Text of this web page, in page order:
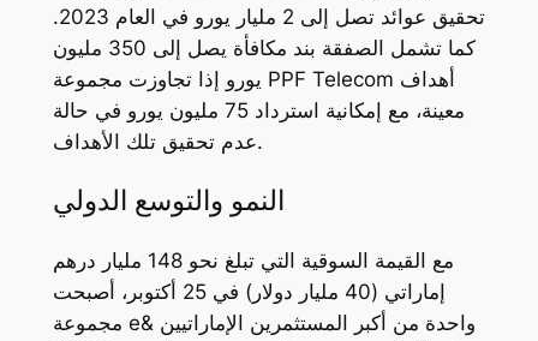
تحقيق عوائد تصل إلى 2 مليار يورو في العام 2023.
كما تشمل الصفقة بند مكافأة يصل إلى 350 مليون
يورو إذا تجاوزت مجموعة PPF Telecom أهداف
معينة، مع إمكانية استرداد 75 مليون يورو في حالة
عدم تحقيق تلك الأهداف.
النمو والتوسع الدولي
مع القيمة السوقية التي تبلغ نحو 148 مليار درهم
إماراتي (40 مليار دولار) في 25 أكتوبر، أصبحت
مجموعة e& واحدة من أكبر المستثمرين الإماراتيين